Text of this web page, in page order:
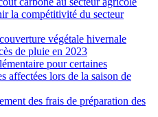
la compétitivité du secteur
végétale hivernale
de pluie en 2023
pour certaines
affectées lors de la saison de
des frais de préparation des